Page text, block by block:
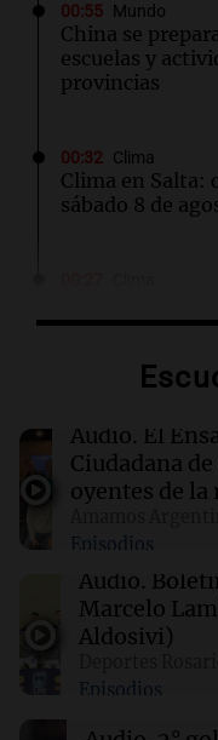
00:55 Mundo
China se
escuelas y
provincias
00:32 Clima
Clima en Salta:
sábado 8 de
este sábado 8
Clima en
este sábado 8
Clima en Santa
sábado 8 de
00:11 Clima
sábado 8 de
Audio. El
Ciudadana
oyentes de la
Episodios
Audio.
Marcelo
Aldosivi)
Episodios